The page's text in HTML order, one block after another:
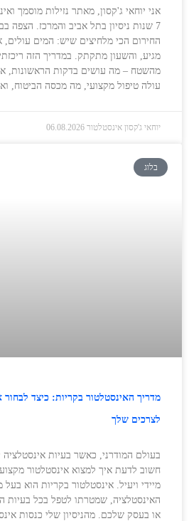
אני יוחאי ג'קסון, מאתר נזילות מוסמך
7 שנות ניסיון בתל אביב והמרכז. הצפה
החירום הכי מלחיצים שיש: המים עולים,
מגיע, והשעון מתקתק. במדריך הזה
מהשטח – מה עושים בדקות הראשונות,
עולה טיפול מקצועי, מה מכסה הביטוח,
יוחאי ג'קסון אינסטלטור 06.08.2026
בלוג
מדריך האינסטלטור בקריות: כיצד
לצרכים שלך
בעולם המודרני, כאשר בעיות
חשוב לדעת איך למצוא אינסטלטור
מיידי ויעיל. אינסטלטור בקריות הוא
האינסטלציה, שמטרתו לטפל בכל בעיות
או בעסק שלכם. מהניסיון שלי כנסות